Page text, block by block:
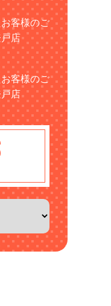
客様のご
店
客様のご
店